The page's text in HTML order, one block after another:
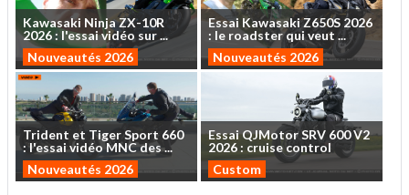
Kawasaki NinjaZX-10R
2026: l'essaividéo sur...
Nouveautés 2026
Essai KawasakiZ650S 2026
: le roadsterquiveut ...
Nouveautés 2026
Trident et TigerSport 660
: l'essaividéoMNCdes...
Nouveautés 2026
EssaiQJMotorSRV 600V2
2026 : cruise control
Custom